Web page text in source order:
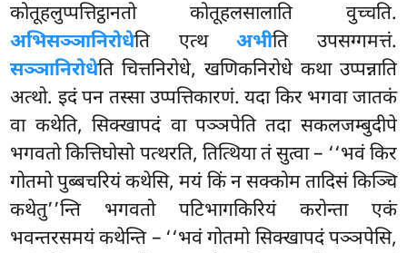
कोतूहलुप्पत्तिट्ठानतो कोतूहलसालाति वुच्चति.
अभिसञ्ञानिरोधेति एत्थअभीति उपसग्गमत्तं.
सञ्ञानिरोधेति चित्तनिरोधे, खणिकनिरोधे कथा उप्पन्नाति
अत्थो. इदं पन तस्सा उप्पत्तिकारणं. यदा किर भगवा जातकं
वा कथेति, सिक्खापदं वा पञ्ञपेति तदा सकलजम्बुदीपे
भगवतो कित्तिघोसो पत्थरति, तित्थिया तं सुत्वा – ‘‘भवं किर
गोतमो पुब्बचरियं कथेसि, मयं किं न सक्कोम तादिसं किञ्चि
कथेतु’’न्ति भगवतो पटिभागकिरियं करोन्ता एकं
भवन्तरसमयं कथेन्ति – ‘‘भवं गोतमो सिक्खापदं पञ्ञपेसि,